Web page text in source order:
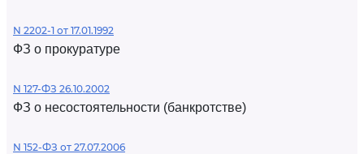
N 2202-1 от 17.01.1992
ФЗ о прокуратуре
N 127-ФЗ 26.10.2002
ФЗ о несостоятельности (банкротстве)
N 152-ФЗ от 27.07.2006